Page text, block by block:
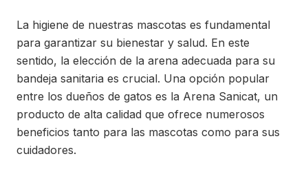
La higiene de nuestras mascotas es fundamental
para garantizar su bienestar y salud. En este
sentido, la elección de la arena adecuada para su
bandeja sanitaria es crucial. Una opción popular
entre los dueños de gatos es la Arena Sanicat, un
producto de alta calidad que ofrece numerosos
beneficios tanto para las mascotas como para sus
cuidadores.